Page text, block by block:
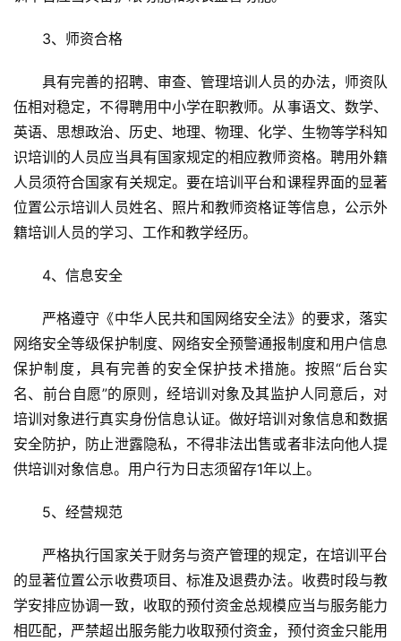
征
稿
学
术
研
究
赏
砚
边
夜
话
库
容
3、师资合格
具有完善的招聘、审查、管理培训人员的办法，师资队
伍相对稳定，不得聘用中小学在职教师。从事语文、数学、
英语、思想政治、历史、地理、物理、化学、生物等学科知
识培训的人员应当具有国家规定的相应教师资格。聘用外籍
人员须符合国家有关规定。要在培训平台和课程界面的显著
位置公示培训人员姓名、照片和教师资格证等信息，公示外
籍培训人员的学习、工作和教学经历。
4、信息安全
严格遵守《中华人民共和国网络安全法》的要求，落实
网络安全等级保护制度、网络安全预警通报制度和用户信息
保护制度，具有完善的安全保护技术措施。按照“后台实
名、前台自愿”的原则，经培训对象及其监护人同意后，对
培训对象进行真实身份信息认证。做好培训对象信息和数据
安全防护，防止泄露隐私，不得非法出售或者非法向他人提
供培训对象信息。用户行为日志须留存1年以上。
5、经营规范
严格执行国家关于财务与资产管理的规定，在培训平台
的显著位置公示收费项目、标准及退费办法。收费时段与教
学安排应协调一致，收取的预付资金总规模应当与服务能力
相匹配，严禁超出服务能力收取预付资金，预付资金只能用